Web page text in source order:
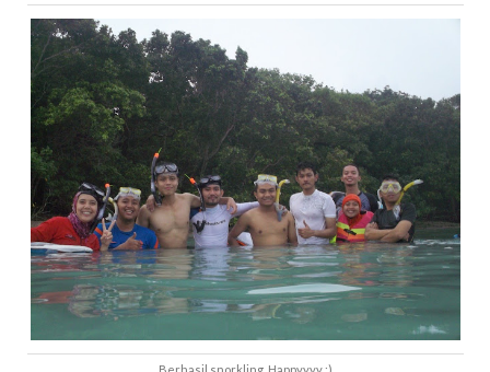
Berhasil snorkling. Happyyyy :)